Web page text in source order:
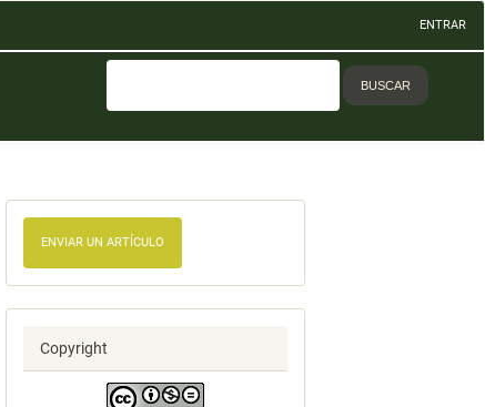
ENTRAR
BUSCAR
ENVIAR UN ARTÍCULO
Copyright